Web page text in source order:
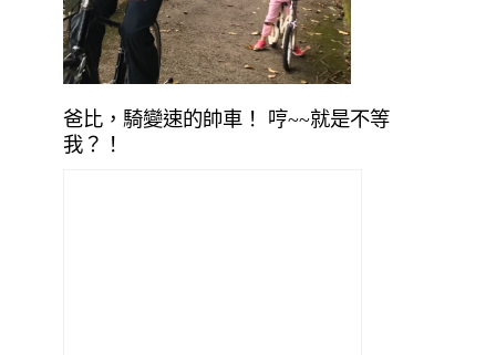
爸比，騎變速的帥車！ 哼~~就是不等
我？！